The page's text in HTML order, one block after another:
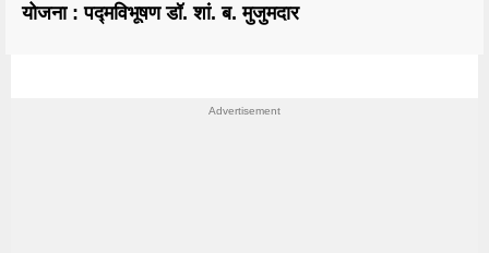
योजना : पद्मविभूषण डॉ. शां. ब. मुजुमदार